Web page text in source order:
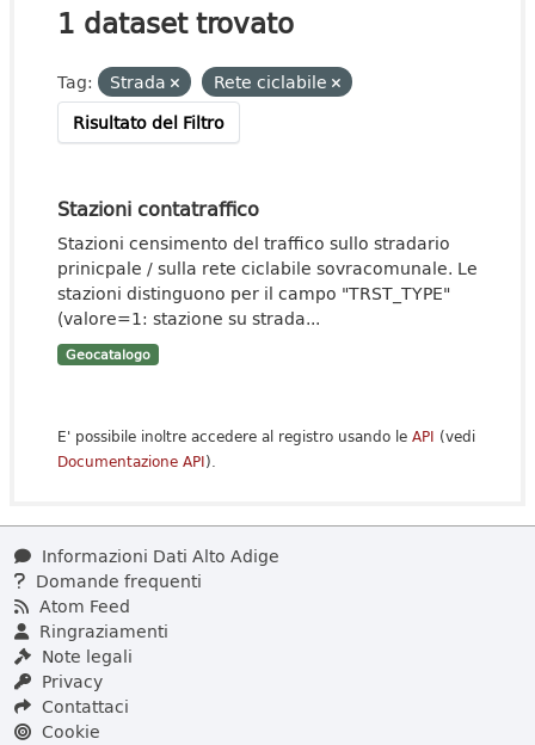
1 dataset trovato
Tag: Strada
Rete ciclabile
Risultato del Filtro
Stazioni contatraffico
Stazioni censimento del traffico sullo stradario
prinicpale / sulla rete ciclabile sovracomunale. Le
stazioni distinguono per il campo "TRST_TYPE"
(valore=1: stazione su strada...
Geocatalogo
E' possibile inoltre accedere al registro usando le API (vedi
Documentazione API).
Informazioni Dati Alto Adige
Domande frequenti
Atom Feed
Ringraziamenti
Note legali
Privacy
Contattaci
Cookie